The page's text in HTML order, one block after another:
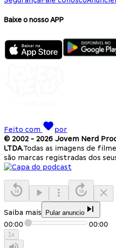
Baixe o nosso APP
Feito com
por
© 2002 - 2026 Jovem Nerd
LTDA.Todas as imagens de
são marcas registradas dos
Saiba mais Pular anuncio
00:00 00:00
1x